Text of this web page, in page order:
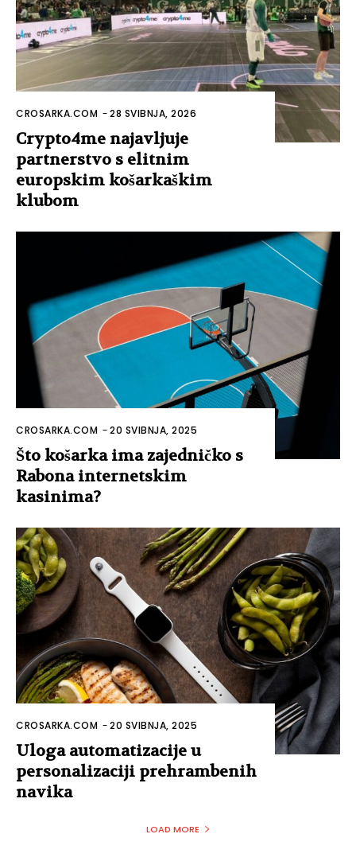
CROSARKA.COM -28 SVIBNJA, 2026
Crypto4me najavljuje
partnerstvo s elitnim
europskim košarkaškim
klubom
CROSARKA.COM -20 SVIBNJA, 2025
Što košarka ima zajedničko s
Rabona internetskim
kasinima?
CROSARKA.COM -20 SVIBNJA, 2025
Uloga automatizacije u
personalizaciji prehrambenih
navika
LOAD MORE